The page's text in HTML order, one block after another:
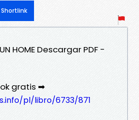
HOME Descargar PDF -
gratis ➡
pl/libro/6733/871